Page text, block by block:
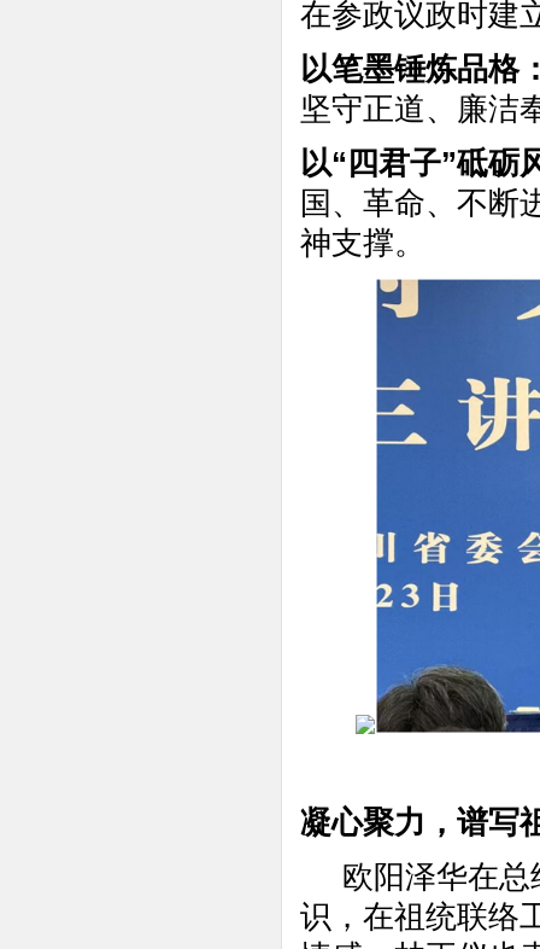
在参政议政时建
以笔墨锤炼品格
坚守正道、廉洁
以“四君子”砥砺
国、革命、不断
神支撑。
凝心聚力，谱写
欧阳泽华在
识，在祖统联络